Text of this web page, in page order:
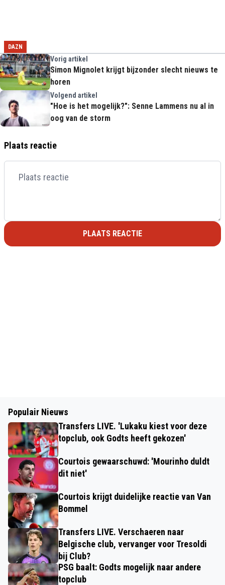
DAZN
Vorig artikel
Simon Mignolet krijgt bijzonder slecht nieuws te
horen
Volgend artikel
"Hoe is het mogelijk?": Senne Lammens nu al in
oog van de storm
Plaats reactie
PLAATS REACTIE
Populair Nieuws
Transfers LIVE. 'Lukaku kiest voor deze
topclub, ook Godts heeft gekozen'
Courtois gewaarschuwd: 'Mourinho duldt
dit niet'
Courtois krijgt duidelijke reactie van Van
Bommel
Transfers LIVE. Verschaeren naar
Belgische club, vervanger voor Tresoldi
bij Club?
PSG baalt: Godts mogelijk naar andere
topclub